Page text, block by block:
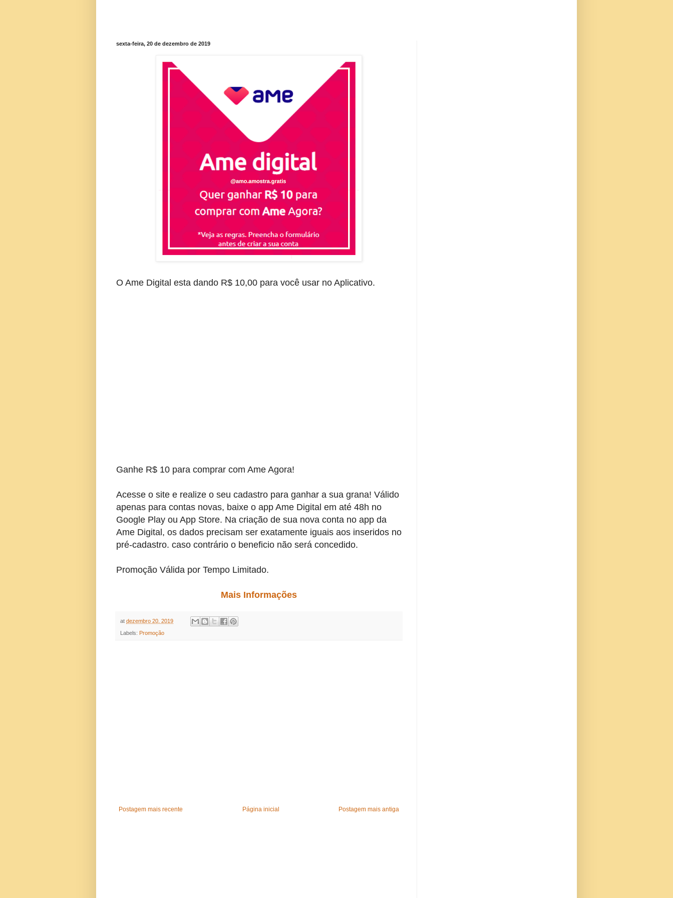
sexta-feira, 20 de dezembro de 2019
O Ame Digital esta dando R$ 10,00 para você usar no Aplicativo.
Ganhe R$ 10 para comprar com Ame Agora!
Acesse o site e realize o seu cadastro para ganhar a sua grana! Válido
apenas para contas novas, baixe o app Ame Digital em até 48h no
Google Play ou App Store. Na criação de sua nova conta no app da
Ame Digital, os dados precisam ser exatamente iguais aos inseridos no
pré-cadastro. caso contrário o beneficio não será concedido.
Promoção Válida por Tempo Limitado.
Mais Informações
at dezembro 20, 2019
Labels: Promoção
Postagem mais recente Postagem mais antiga
Página inicial